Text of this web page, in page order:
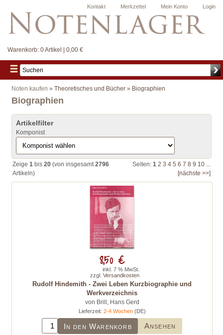
Login
Mein Konto
Merkzettel
Kontakt
Warenkorb: 0 Artikel | 0,00 €
Noten kaufen » Theoretisches und Bücher » Biographien
Biographien
Artikelfilter
Komponist
Zeige 1 bis 20 (von insgesamt2796
Artikeln)
Seiten: 1 2 3 4 5 6 7 8 9 10 ...
[nächste >>]
Rudolf Hindemith - Zwei Leben Kurzbiographie und
Werkverzeichnis
von Brill, Hans Gerd
Lieferzeit: 2-4 Wochen(DE)
In den Warenkorb Ansehen
8,50 €
inkl. 7 % MwSt.
zzgl. Versandkosten